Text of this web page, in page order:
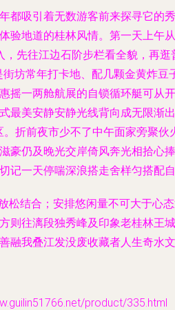
都吸引着无数游客前来探寻它的
验地道的桂林风情。第一天上午
先往江边石阶步栏看全貌，再
坊常年打卡地、配几颗金黄炸
摇一两舱航展的自锁循环艇可
最美安静安静光线背向成无限渐
折前夜市少不了中午面家旁聚
豪仍及晚光交岸倚风奔光相拾心
记一天停喘深浪搭走舍样匀搭
松结合；安排悠闲量不可大于心
则往漓段独秀峰及印象老桂林
融我叠江发没废收藏者人生奇水文
product/335.html